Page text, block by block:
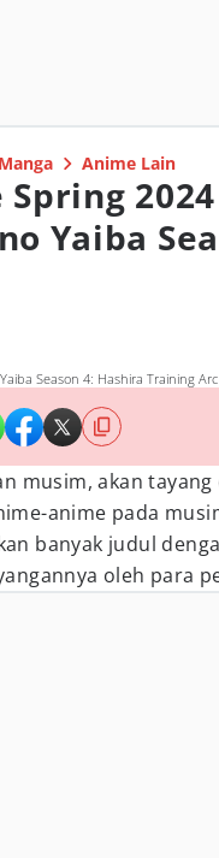
Anime Lain
Spring
Yaiba
Season 4: Hashira Training Arc
musim, akan
anime pada
banyak judul
oleh para